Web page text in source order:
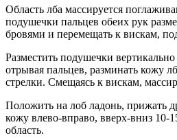
Область лба массируется
подушечки пальцев обеих рук
бровями и перемещать к вискам,
Разместить подушечки
отрывая пальцев, разминать кожу
стрелки. Смещаясь к вискам,
Положить на лоб ладонь, прижать
кожу влево-вправо, вверх-вниз 10-
область.